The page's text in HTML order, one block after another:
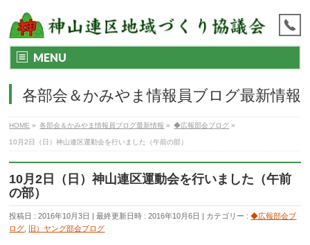
MENU
各部会＆かみやま情報員ブログ最新情報
HOME » 各部会＆かみやま情報員ブログ最新情報 » ◆広報部会ブログ »
10月2日（日）神山連区運動会を行いました（午前の部）
10月2日（日）神山連区運動会を行いました（午前
の部）
投稿日 : 2016年10月3日 最終更新日時 : 2016年10月6日 カテゴリー :◆広報部会ブ
ログ
旧）ヤング部会ブログ